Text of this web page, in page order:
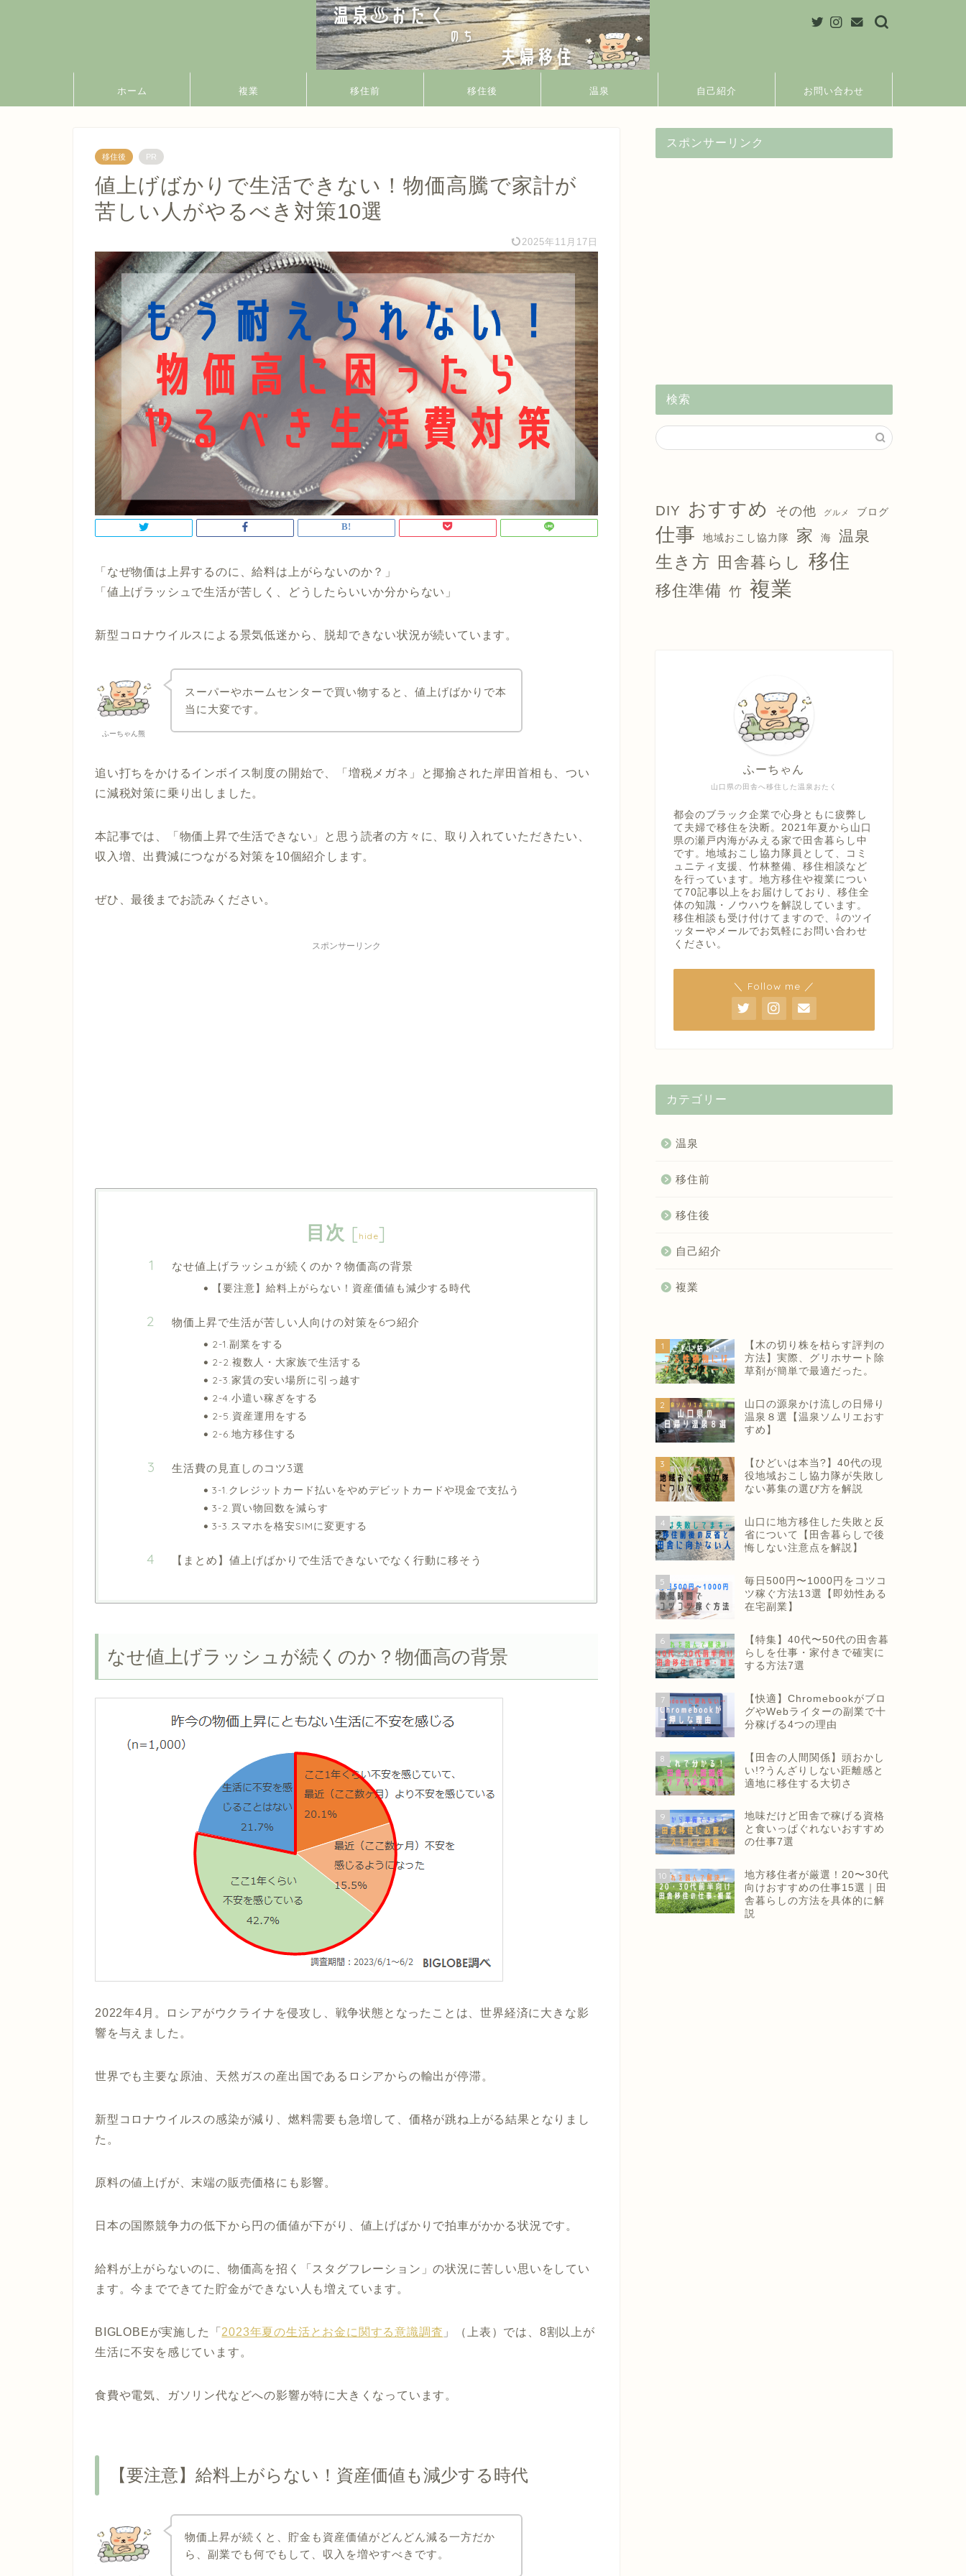
ホーム 複業 移住前 移住後 温泉 自己紹介 お問い合わせ
移住後 PR
値上げばかりで生活できない！物価高騰で家計が
苦しい人がやるべき対策10選
2025年11月17日
「なぜ物価は上昇するのに、給料は上がらないのか？」
「値上げラッシュで生活が苦しく、どうしたらいいか分からない」
新型コロナウイルスによる景気低迷から、脱却できない状況が続いています。
ふーちゃん熊
スーパーやホームセンターで買い物すると、値上げばかりで本
当に大変です。
追い打ちをかけるインボイス制度の開始で、「増税メガネ」と揶揄された岸田首相も、つい
に減税対策に乗り出しました。
本記事では、「物価上昇で生活できない」と思う読者の方々に、取り入れていただきたい、
収入増、出費減につながる対策を10個紹介します。
ぜひ、最後までお読みください。
スポンサーリンク
目次 [ hide]
なせ値上げラッシュが続くのか？物価高の背景
【要注意】給料上がらない！資産価値も減少する時代
物価上昇で生活が苦しい人向けの対策を6つ紹介
2-1.副業をする
2-2.複数人・大家族で生活する
2-3.家賃の安い場所に引っ越す
2-4.小遣い稼ぎをする
2-5.資産運用をする
2-6.地方移住する
生活費の見直しのコツ3選
3-1.クレジットカード払いをやめデビットカードや現金で支払う
3-2.買い物回数を減らす
3-3.スマホを格安SIMに変更する
【まとめ】値上げばかりで生活できないでなく行動に移そう
なせ値上げラッシュが続くのか？物価高の背景
2022年4月。ロシアがウクライナを侵攻し、戦争状態となったことは、世界経済に大きな影
響を与えました。
世界でも主要な原油、天然ガスの産出国であるロシアからの輸出が停滞。
新型コロナウイルスの感染が減り、燃料需要も急増して、価格が跳ね上がる結果となりまし
た。
原料の値上げが、末端の販売価格にも影響。
日本の国際競争力の低下から円の価値が下がり、値上げばかりで拍車がかかる状況です。
給料が上がらないのに、物価高を招く「スタグフレーション」の状況に苦しい思いをしてい
ます。今までできてた貯金ができない人も増えています。
BIGLOBEが実施した「 2023年夏の生活とお金に関する意識調査 」（上表）では、8割以上が
生活に不安を感じています。
食費や電気、ガソリン代などへの影響が特に大きくなっています。
【要注意】給料上がらない！資産価値も減少する時代
物価上昇が続くと、貯金も資産価値がどんどん減る一方だか
ら、副業でも何でもして、収入を増やすべきです。
スポンサーリンク
検索
DIY おすすめ その他 グルメ ブログ
仕事 地域おこし協力隊 家 海 温泉
生き方 田舎暮らし 移住
移住準備 竹 複業
山口県の田舎へ移住した温泉おたく
ふーちゃん
都会のブラック企業で心身ともに疲弊し
て夫婦で移住を決断。2021年夏から山口
県の瀬戸内海がみえる家で田舎暮らし中
です。地域おこし協力隊員として、コミ
ュニティ支援、竹林整備、移住相談など
を行っています。地方移住や複業につい
て70記事以上をお届けしており、移住全
体の知識・ノウハウを解説しています。
移住相談も受け付けてますので、⇩のツイ
ッターやメールでお気軽にお問い合わせ
ください。
＼ Follow me ／
カテゴリー
温泉
移住前
移住後
自己紹介
複業
1
【木の切り株を枯らす評判の
方法】実際、グリホサート除
草剤が簡単で最適だった。
2
山口の源泉かけ流しの日帰り
温泉８選【温泉ソムリエおす
すめ】
3
【ひどいは本当?】40代の現
役地域おこし協力隊が失敗し
ない募集の選び方を解説
4
山口に地方移住した失敗と反
省について【田舎暮らしで後
悔しない注意点を解説】
5
毎日500円〜1000円をコツコ
ツ稼ぐ方法13選【即効性ある
在宅副業】
6
【特集】40代〜50代の田舎暮
らしを仕事・家付きで確実に
する方法7選
7
【快適】Chromebookがブロ
グやWebライターの副業で十
分稼げる4つの理由
8
【田舎の人間関係】頭おかし
い!?うんざりしない距離感と
適地に移住する大切さ
9
地味だけど田舎で稼げる資格
と食いっぱぐれないおすすめ
の仕事7選
10
地方移住者が厳選！20〜30代
向けおすすめの仕事15選｜田
舎暮らしの方法を具体的に解
説